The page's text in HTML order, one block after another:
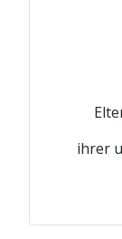
ihrer